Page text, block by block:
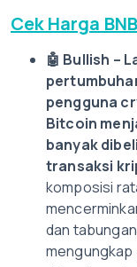
Cek Harga
🤖 Bullish –
pengguna
Bitcoin
banyak
transaksi
komposisi
dan